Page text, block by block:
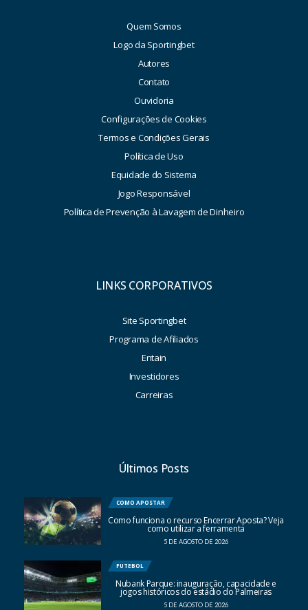
Quem Somos
Logo da Sportingbet
Autores
Contato
Ouvidoria
Configurações de Cookies
Termos e Condições Gerais
Política de Uso
Equidade do Sistema
Jogo Responsável
Política de Prevenção à Lavagem de Dinheiro
LINKS CORPORATIVOS
Site Sportingbet
Programa de Afiliados
Entain
Investidores
Carreiras
Últimos Posts
COMO APOSTAR
Como funciona o recurso Encerrar Aposta? Veja
como utilizar a ferramenta
5 DE AGOSTO DE 2026
FUTEBOL
Nubank Parque: inauguração, capacidade e
jogos históricos do estádio do Palmeiras
5 DE AGOSTO DE 2026